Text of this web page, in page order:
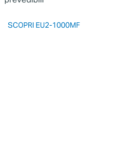
SCOPRI EU2-1000MF